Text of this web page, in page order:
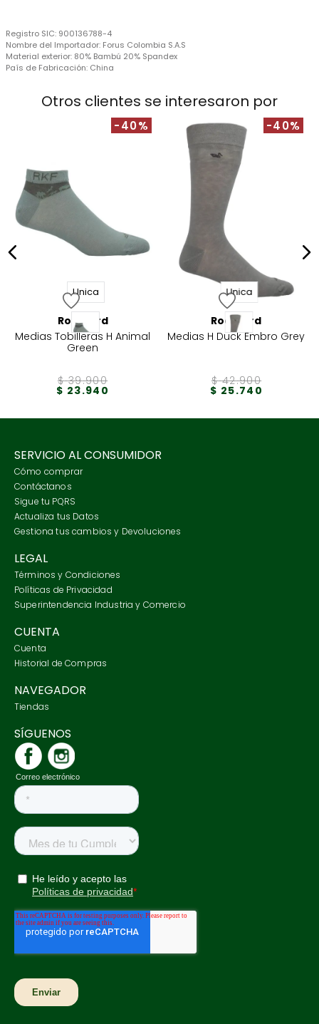
Registro SIC: 900136788-4
Nombre del Importador: Forus Colombia S.A.S
Material exterior: 80% Bambú 20% Spandex
País de Fabricación: China
Otros clientes se interesaron por
-40%
Unica
Rockford
Medias Tobilleras H Animal
Green
$ 39.900
$ 23.940
-40%
Unica
Rockford
Medias H Duck Embro Grey
$ 42.900
$ 25.740
SERVICIO AL CONSUMIDOR
Cómo comprar
Contáctanos
Sigue tu PQRS
Actualiza tus Datos
Gestiona tus cambios y Devoluciones
LEGAL
Términos y Condiciones
Políticas de Privacidad
Superintendencia Industria y Comercio
CUENTA
Cuenta
Historial de Compras
NAVEGADOR
Tiendas
SÍGUENOS